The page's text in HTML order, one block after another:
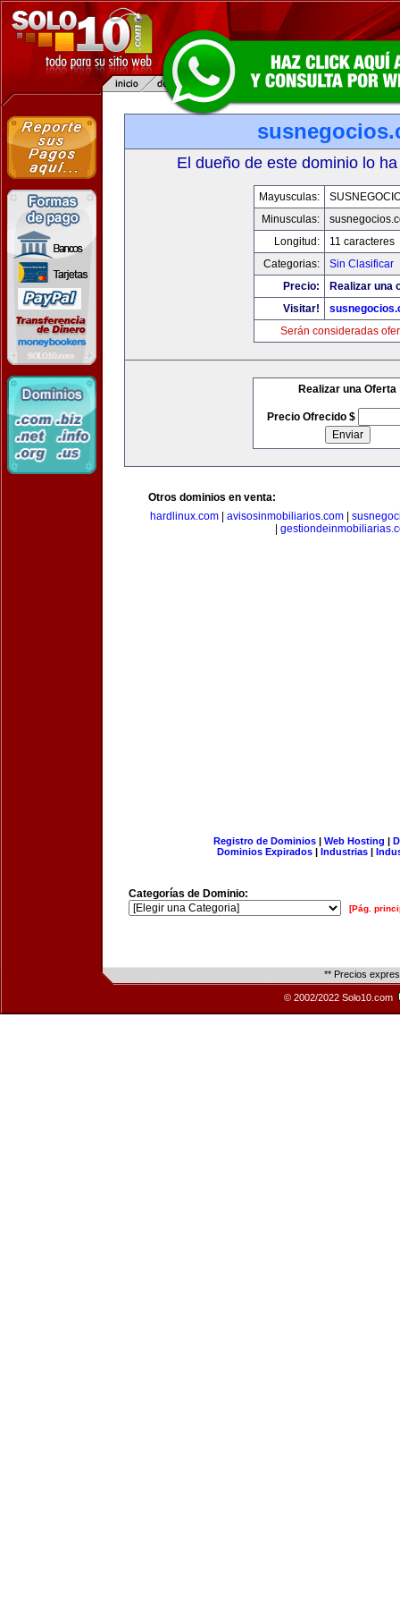
El dueño de este dominio lo
Mayusculas:
Minusculas:
Longitud:
11 caracteres
Categorias:
Sin Clasificar
Precio:
Realizar una
Visitar!
Serán consideradas
Realizar una Oferta
Precio Ofrecido $
Otros dominios en venta:
hardlinux.com
avisosinmobiliarios.com
Registro de Dominios| Web Hosting |
Dominios Expirados | Industrias |
Categorías de Dominio:
[Pág.
** Precios
© 2002/2022 Solo10.com